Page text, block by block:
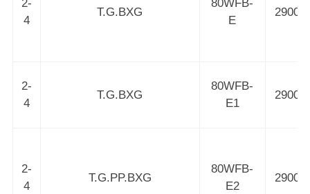
2-
4
T.G.BXG
80WFB-
E
2900
2-
4
T.G.BXG
80WFB-
E1
2900
2-
4
T.G.PP.BXG
80WFB-
E2
2900